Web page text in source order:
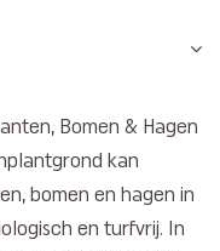
Bomen & Hagen
kan
bomen en hagen in
en turfvrij. In